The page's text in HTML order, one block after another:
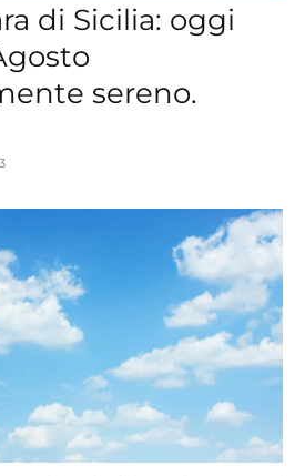
di Sicilia: oggi
sereno.